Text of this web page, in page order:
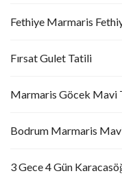
Fethiye Marmaris
Fırsat Gulet Tatili
Marmaris Göcek Mavi
Bodrum Marmaris
3 Gece 4 Gün